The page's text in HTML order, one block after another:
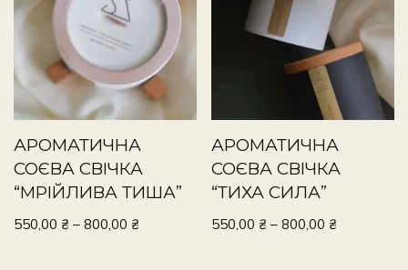
АРОМАТИЧНА
СОЄВА СВІЧКА
“МРІЙЛИВА ТИША”
550,00 ₴ – 800,00 ₴
АРОМАТИЧНА
СОЄВА СВІЧКА
“ТИХА СИЛА”
550,00 ₴ – 800,00 ₴